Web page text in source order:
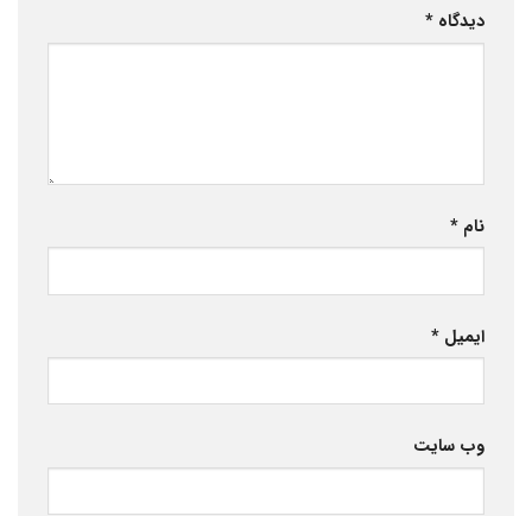
دیدگاه *
نام *
ایمیل *
وب‌ سایت